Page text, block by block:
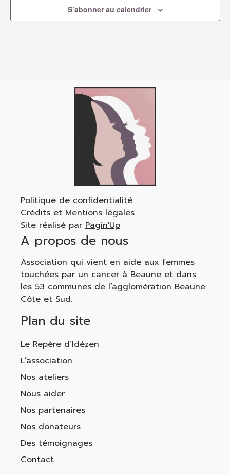
S’abonner au calendrier
Politique de confidentialité
Crédits et Mentions légales
Site réalisé par Pagin'Up
A propos de nous
Association qui vient en aide aux femmes
touchées par un cancer à Beaune et dans
les 53 communes de l’agglomération Beaune
Côte et Sud.
Plan du site
Le Repère d’Idézen
L’association
Nos ateliers
Nous aider
Nos partenaires
Nos donateurs
Des témoignages
Contact